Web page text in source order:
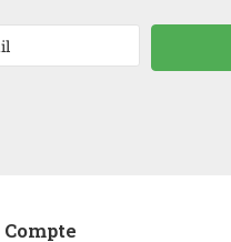
Compte